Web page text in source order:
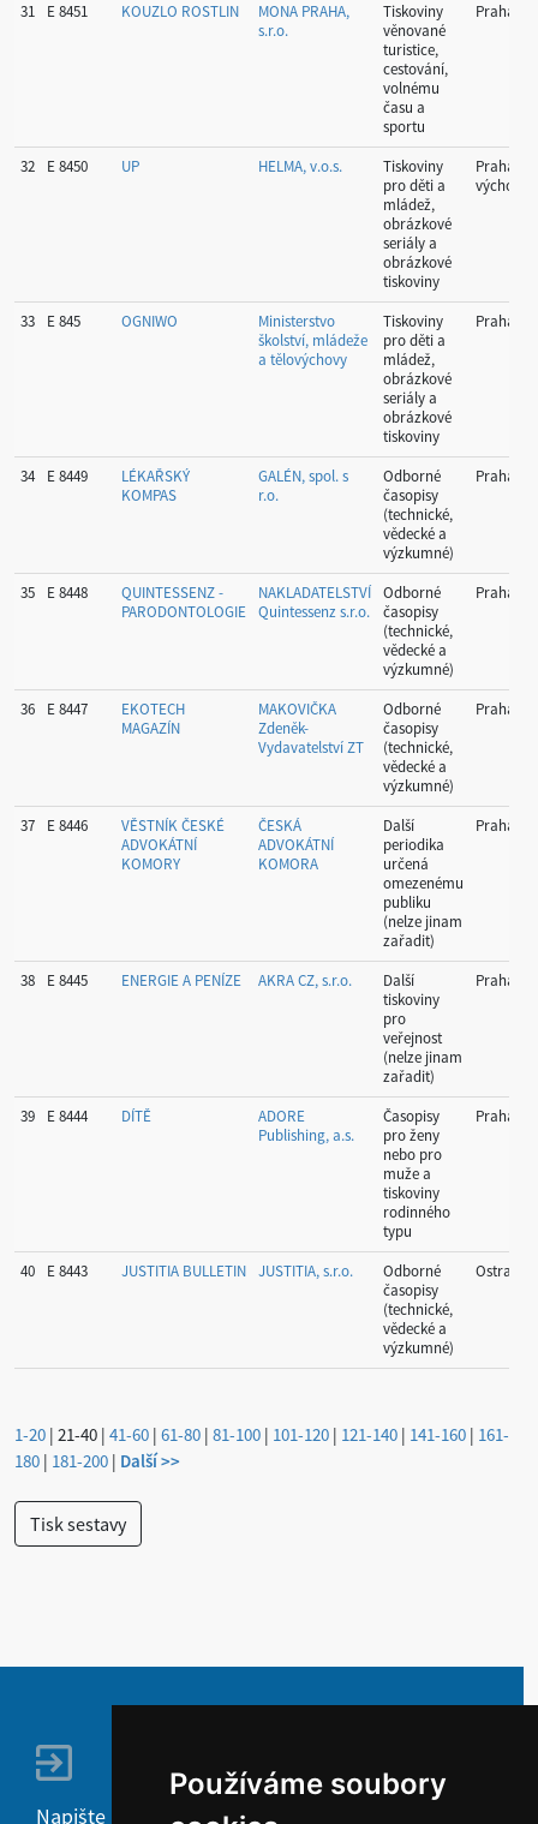
Používáme soubory
31 E 8451 KOUZLO ROSTLIN
MONA PRAHA,
s.r.o.
Tiskoviny
věnované
turistice,
cestování,
volnému
času a
sportu
Praha
32 E 8450 UP HELMA, v.o.s.
Tiskoviny
pro děti a
mládež,
obrázkové
seriály a
obrázkové
tiskoviny
Praha-
východ
33 E 845 OGNIWO
Ministerstvo
školství, mládeže
a tělovýchovy
Tiskoviny
pro děti a
mládež,
obrázkové
seriály a
obrázkové
tiskoviny
Praha
34 E 8449
LÉKAŘSKÝ
KOMPAS
GALÉN, spol. s
r.o.
Odborné
časopisy
(technické,
vědecké a
výzkumné)
Praha
35 E 8448
QUINTESSENZ -
PARODONTOLOGIE
NAKLADATELSTVÍ
Quintessenz s.r.o.
Odborné
časopisy
(technické,
vědecké a
výzkumné)
Praha
36 E 8447
EKOTECH
MAGAZÍN
MAKOVIČKA
Zdeněk-
Vydavatelství ZT
Odborné
časopisy
(technické,
vědecké a
výzkumné)
Praha
37 E 8446
VĚSTNÍK ČESKÉ
ADVOKÁTNÍ
KOMORY
ČESKÁ
ADVOKÁTNÍ
KOMORA
Další
periodika
určená
omezenému
publiku
(nelze jinam
zařadit)
Praha
38 E 8445 ENERGIE A PENÍZE AKRA CZ, s.r.o.
Další
tiskoviny
pro
veřejnost
(nelze jinam
zařadit)
Praha
39 E 8444 DÍTĚ
ADORE
Publishing, a.s.
Časopisy
pro ženy
nebo pro
muže a
tiskoviny
rodinného
typu
Praha
40 E 8443 JUSTITIA BULLETIN JUSTITIA, s.r.o.
Odborné
časopisy
(technické,
vědecké a
výzkumné)
Ostrava
1-20 | 21-40 | 41-60 | 61-80 | 81-100 | 101-120 | 121-140 | 141-160 | 161-
180 | 181-200 | Další >>
Napište nám